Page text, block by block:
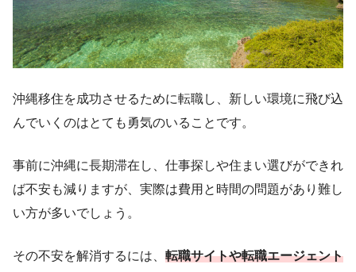
沖縄移住を成功させるために転職し、新しい環境に飛び込
んでいくのはとても勇気のいることです。
事前に沖縄に長期滞在し、仕事探しや住まい選びができれ
ば不安も減りますが、実際は費用と時間の問題があり難し
い方が多いでしょう。
その不安を解消するには、 転職サイトや転職エージェント